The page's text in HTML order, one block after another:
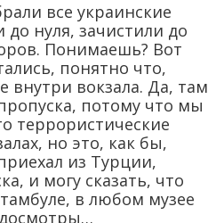
все украинские
нуля, зачистили до
Понимаешь? Вот
понятно что,
внутри вокзала. Да, там
потому что мы
террористические
но это, как бы,
из Турции,
и могу сказать, что
в любом музее